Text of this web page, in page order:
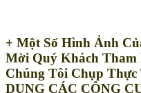
+ Một Số Hình Ảnh
Mời Quý Khách
Chúng Tôi Chụp
DỤNG CÁC CÔNG